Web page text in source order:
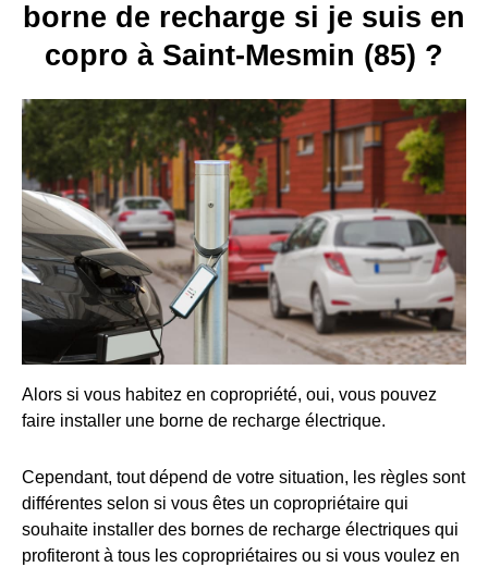
borne de recharge si je suis en
copro à Saint-Mesmin (85) ?
Alors si vous habitez en copropriété, oui, vous pouvez
faire installer une borne de recharge électrique.
Cependant, tout dépend de votre situation, les règles sont
différentes selon si vous êtes un copropriétaire qui
souhaite installer des bornes de recharge électriques qui
profiteront à tous les copropriétaires ou si vous voulez en